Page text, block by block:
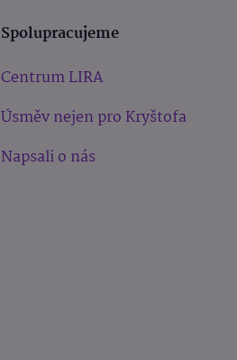
Spolupracujeme
Centrum LIRA
Úsměv nejen pro Kryštofa
Napsali o nás